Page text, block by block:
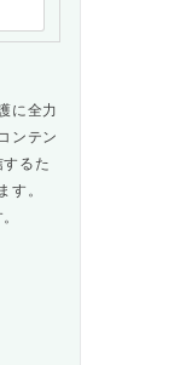
に全力
ンテン
るた
す。